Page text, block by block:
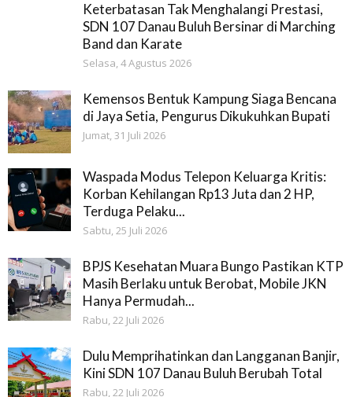
Keterbatasan Tak Menghalangi Prestasi,
SDN 107 Danau Buluh Bersinar di Marching
Band dan Karate
Selasa, 4 Agustus 2026
Kemensos Bentuk Kampung Siaga Bencana
di Jaya Setia, Pengurus Dikukuhkan Bupati
Jumat, 31 Juli 2026
Waspada Modus Telepon Keluarga Kritis:
Korban Kehilangan Rp13 Juta dan 2 HP,
Terduga Pelaku...
Sabtu, 25 Juli 2026
BPJS Kesehatan Muara Bungo Pastikan KTP
Masih Berlaku untuk Berobat, Mobile JKN
Hanya Permudah...
Rabu, 22 Juli 2026
Dulu Memprihatinkan dan Langganan Banjir,
Kini SDN 107 Danau Buluh Berubah Total
Rabu, 22 Juli 2026